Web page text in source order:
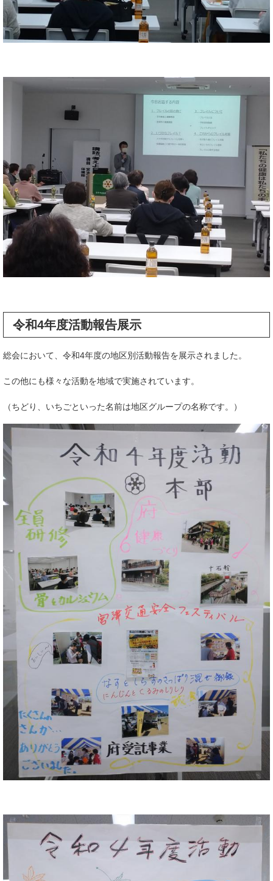
令和4年度活動報告展示
総会において、令和4年度の地区別活動報告を展示されました。
この他にも様々な活動を地域で実施されています。
（ちどり、いちごといった名前は地区グループの名称です。）